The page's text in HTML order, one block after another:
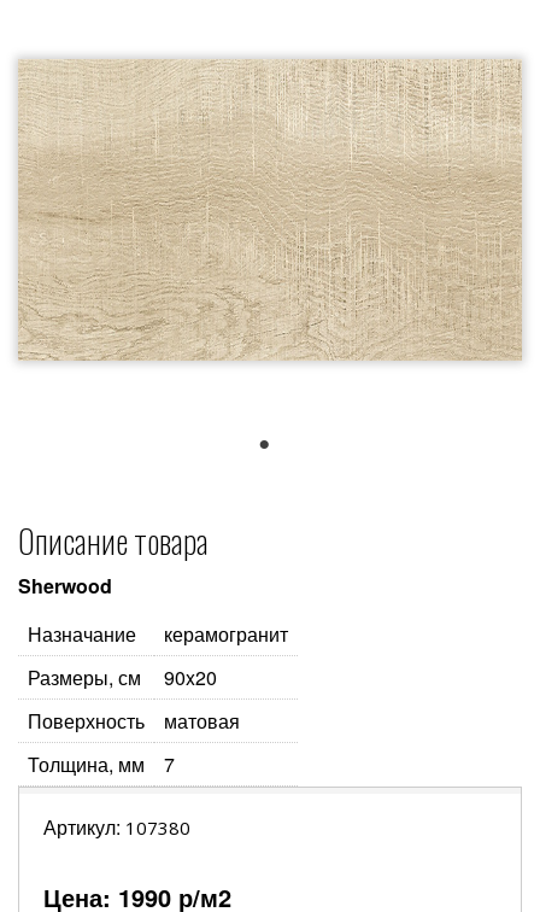
Описание товара
Sherwood
Назначание
керамогранит
Размеры, см
90x20
Поверхность
матовая
Толщина, мм
7
Артикул: 107380
Цена: 1990 р/м2